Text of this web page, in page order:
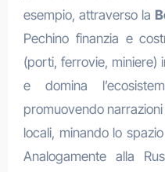
esempio, attraverso la
Pechino finanzia e
(porti, ferrovie, miniere)
e domina
promuovendo
locali, minando lo
Analogamente alla